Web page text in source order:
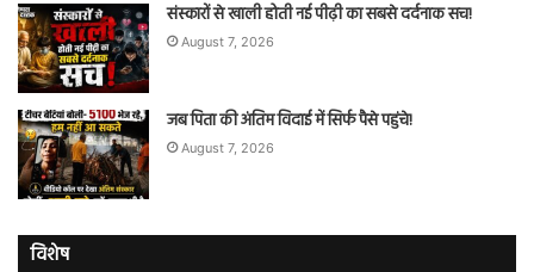
संस्कारों से खाली होती नई पीढ़ी का सबसे दर्दनाक सच!
August 7, 2026
जब पिता की अंतिम विदाई में सिर्फ पैसे पहुंचे!
August 7, 2026
विशेष